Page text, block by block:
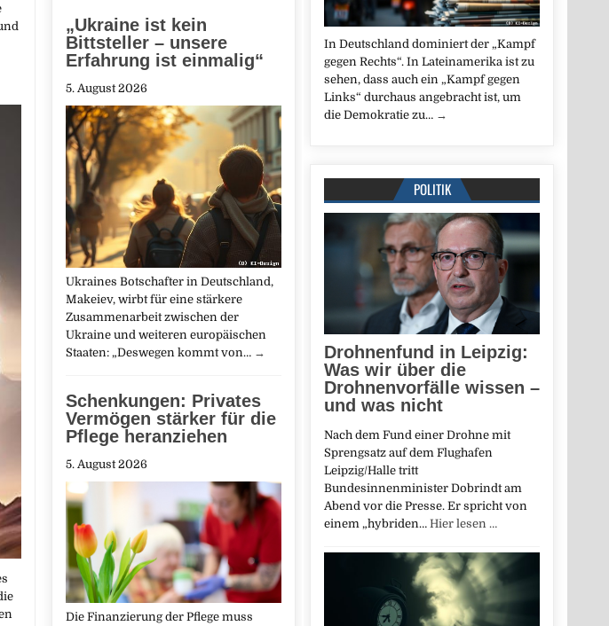
In Deutschland dominiert der „Kampf
gegen Rechts“. In Lateinamerika ist zu
sehen, dass auch ein „Kampf gegen
Links“ durchaus angebracht ist, um
die Demokratie zu… →
POLITIK
Drohnenfund in Leipzig:
Was wir über die
Drohnenvorfälle wissen –
und was nicht
Nach dem Fund einer Drohne mit
Sprengsatz auf dem Flughafen
Leipzig/Halle tritt
Bundesinnenminister Dobrindt am
Abend vor die Presse. Er spricht von
einem „hybriden… Hier lesen …
„Ukraine ist kein
Bittsteller – unsere
Erfahrung ist einmalig“
5. August 2026
Ukraines Botschafter in Deutschland,
Makeiev, wirbt für eine stärkere
Zusammenarbeit zwischen der
Ukraine und weiteren europäischen
Staaten: „Deswegen kommt von… →
Schenkungen: Privates
Vermögen stärker für die
Pflege heranziehen
5. August 2026
Die Finanzierung der Pflege muss